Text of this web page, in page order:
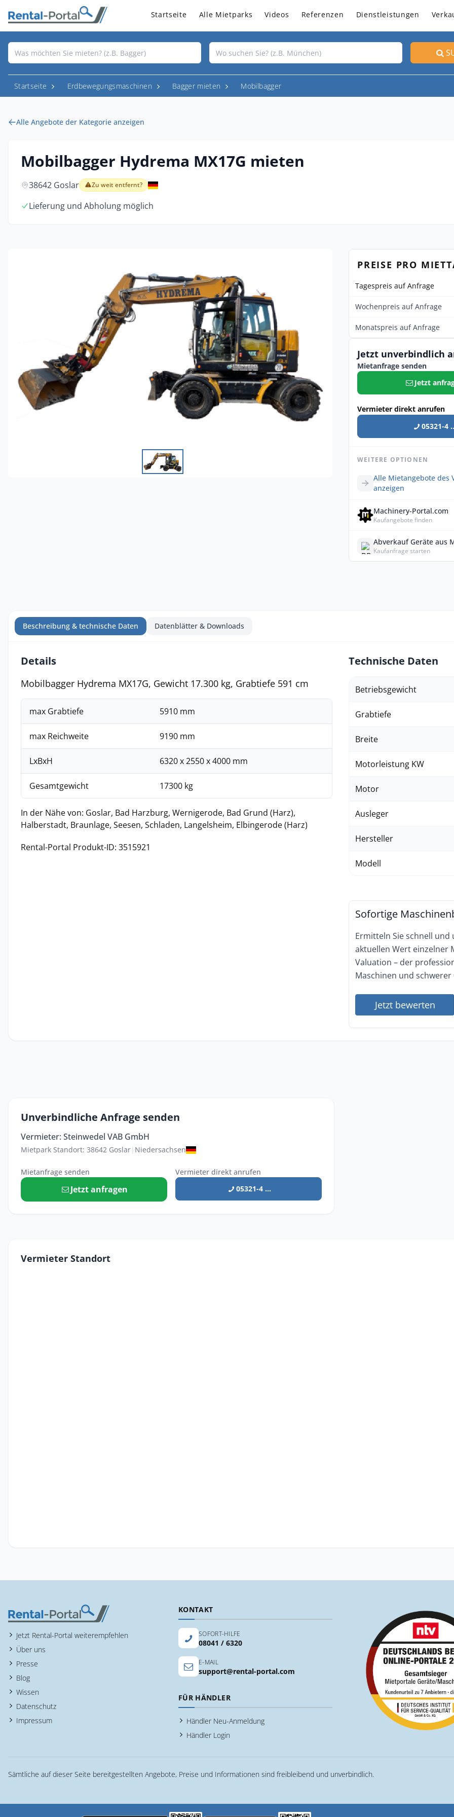
Startseite Alle Mietparks Videos Referenzen Dienstleistungen
Startseite Erdbewegungsmaschinen Bagger mieten Mobilbagger
Alle Angebote der Kategorie anzeigen
Mobilbagger Hydrema MX17G mieten
38642 Goslar Zu weit entfernt?
Lieferung und Abholung möglich
PREISE PRO
Tagespreis auf Anfrage
Wochenpreis auf Anfrage
Monatspreis auf Anfrage
Jetzt unverbindlich
Mietanfrage senden
Jetzt
Vermieter direkt anrufen
05321-4
WEITERE OPTIONEN
Alle Mietangebote des
anzeigen
Machinery-Portal.com
Kaufangebote finden
Abverkauf Geräte aus
Kaufanfrage starten
Beschreibung & technische Daten Datenblätter & Downloads
Details
Mobilbagger Hydrema MX17G, Gewicht 17.300 kg, Grabtiefe 591 cm
max Grabtiefe 5910 mm
max Reichweite 9190 mm
LxBxH 6320 x 2550 x 4000 mm
Gesamtgewicht 17300 kg
In der Nähe von: Goslar, Bad Harzburg, Wernigerode, Bad Grund (Harz),
Halberstadt, Braunlage, Seesen, Schladen, Langelsheim, Elbingerode (Harz)
Rental-Portal Produkt-ID: 3515921
Technische Daten
Betriebsgewicht
Grabtiefe
Breite
Motorleistung KW
Motor
Ausleger
Hersteller
Modell
Sofortige
Ermitteln Sie schnell
aktuellen Wert einzelner
Valuation – der
Maschinen und schwerer
Jetzt bewerten
Unverbindliche Anfrage senden
Vermieter: Steinwedel VAB GmbH
Mietpark Standort: 38642 Goslar| Niedersachsen
Mietanfrage senden
Jetzt anfragen
Vermieter direkt anrufen
05321-4 ...
Vermieter Standort
Jetzt Rental-Portal weiterempfehlen
Über uns
Presse
Blog
Wissen
Datenschutz
Impressum
KONTAKT
SOFORT-HILFE
08041 / 6320
E-MAIL
support@rental-portal.com
FÜR HÄNDLER
Händler Neu-Anmeldung
Händler Login
Sämtliche auf dieser Seite bereitgestellten Angebote, Preise und Informationen sind freibleibend und unverbindlich.